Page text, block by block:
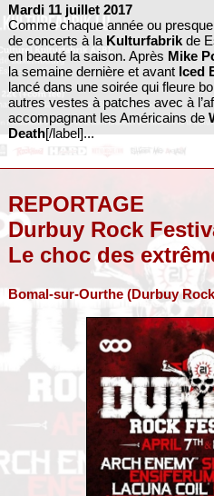
Mardi 11 juillet 2017
Comme chaque année ou
de concerts à la Kulturfabrikde
en beauté la saison. Après Mike
la semaine dernière et avant Iced
lancé dans une soirée qui fleure
autres vestes à patches avec à
accompagnant les Américains de
Death[/label]...
REPORTAGE
Durbuy Rock
Le choc des
Bomal-sur-Ourthe (Durbuy